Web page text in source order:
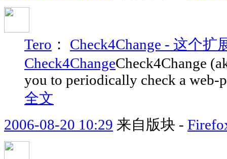
Tero ： Check4Change - 这个
Check4ChangeCheck4Change
you to periodically check a web-
全文
2006-08-20 10:29 来自版块 -